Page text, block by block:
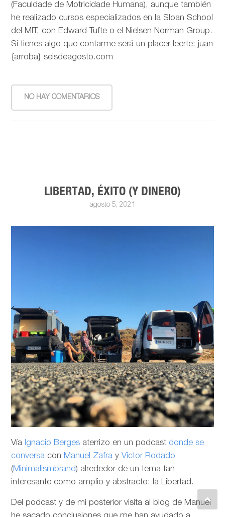
(Faculdade de Motricidade Humana), aunque también
he realizado cursos especializados en la Sloan School
del MIT, con Edward Tufte o el Nielsen Norman Group.
Si tienes algo que contarme será un placer leerte: juan
{arroba} seisdeagosto.com
NO HAY COMENTARIOS
LIBERTAD, ÉXITO (Y DINERO)
agosto 5, 2021
Vía Ignacio Berges aterrizo en un podcast donde se
conversa con Manuel Zafra y Victor Rodado
(Minimalismbrand) alrededor de un tema tan
interesante como amplio y abstracto: la Libertad.
Del podcast y de mi posterior visita al blog de Manuel